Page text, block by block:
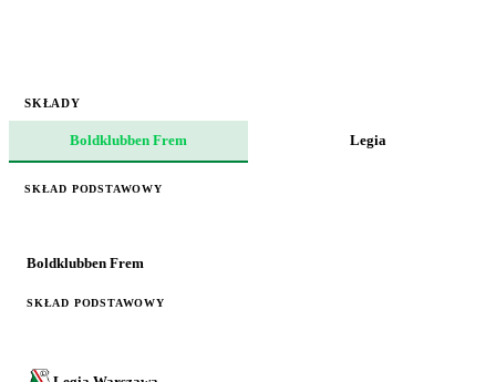
SKŁADY
Boldklubben Frem Legia
SKŁAD PODSTAWOWY
Boldklubben Frem
SKŁAD PODSTAWOWY